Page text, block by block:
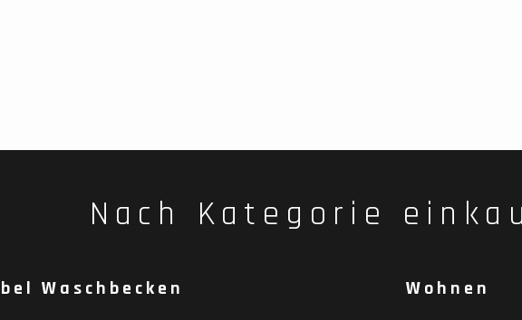
Nach Kategorie
Waschbecken Wohnen